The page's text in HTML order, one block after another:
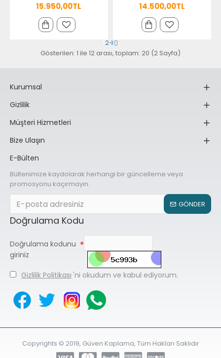
15.950,00TL 14.500,00TL
2
Gösterilen: 1 ile 12 arası, toplam: 20 (2 Sayfa)
Kurumsal
Gizlilik
Müşteri Hizmetleri
Bize Ulaşın
E-Bülten
Bültenimize kaydolarak herhangi bir güncelleme veya
promosyonu kaçırmayın.
GÖNDER
Doğrulama Kodu
Doğrulama kodunu
giriniz
Gizlilik Politikası 'ni okudum ve kabul ediyorum.
Copyrights © 2019, Güven Kaplama, Tüm Hakları Saklıdır